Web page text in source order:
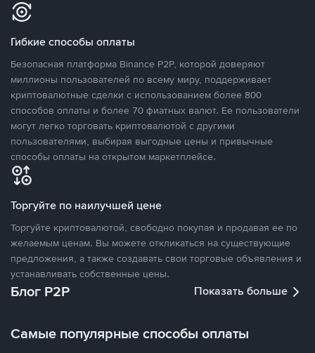
Гибкие способы оплаты
Безопасная платформа Binance P2P, которой доверяют
миллионы пользователей по всему миру, поддерживает
криптовалютные сделки с использованием более 800
способов оплаты и более 70 фиатных валют. Ее пользователи
могут легко торговать криптовалютой с другими
пользователями, выбирая выгодные цены и привычные
способы оплаты на открытом маркетплейсе.
Торгуйте по наилучшей цене
Торгуйте криптовалютой, свободно покупая и продавая ее по
желаемым ценам. Вы можете откликаться на существующие
предложения, а также создавать свои торговые объявления и
устанавливать собственные цены.
Блог P2P Показать больше
Самые популярные способы оплаты